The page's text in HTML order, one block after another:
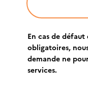
En cas de
obligatoires,
demande ne
services.